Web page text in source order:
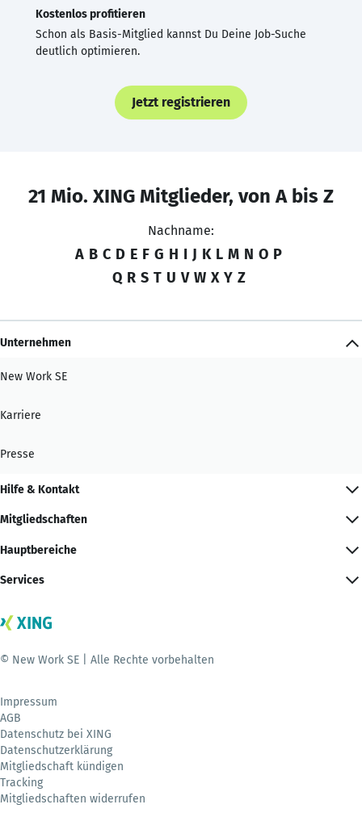
Kostenlos profitieren
Schon als Basis-Mitglied kannst Du Deine Job-Suche
deutlich optimieren.
Jetzt registrieren
21 Mio. XING Mitglieder, von A bis Z
Nachname:
A B C D E F G H I J K L M N O P
Q R S T U V W X Y Z
Unternehmen
New Work SE
Karriere
Presse
Hilfe & Kontakt
Mitgliedschaften
Hauptbereiche
Services
© New Work SE | Alle Rechte vorbehalten
Impressum
AGB
Datenschutz bei XING
Datenschutzerklärung
Mitgliedschaft kündigen
Tracking
Mitgliedschaften widerrufen